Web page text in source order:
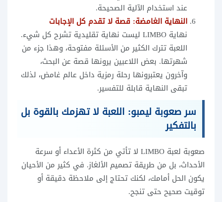
عند استخدام الآلية الصحيحة.
النهاية الغامضة: قصة لا تقدم كل الإجابات
نهاية LIMBO ليست نهاية تقليدية تشرح كل شيء.
اللعبة تترك الكثير من الأسئلة مفتوحة، وهذا جزء من
شهرتها. بعض اللاعبين يرونها قصة عن البحث،
وآخرون يعتبرونها رحلة رمزية داخل عالم غامض، لذلك
تبقى النهاية قابلة للتفسير.
سر صعوبة ليمبو: اللعبة لا تهزمك بالقوة بل
بالتفكير
صعوبة لعبة LIMBO لا تأتي من كثرة الأعداء أو سرعة
الأحداث، بل من طريقة تصميم الألغاز. في كثير من الأحيان
يكون الحل أمامك، لكنك تحتاج إلى ملاحظة دقيقة أو
توقيت صحيح حتى تنجح.